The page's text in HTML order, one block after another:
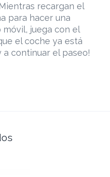
recargan el
para hacer una
juega con el
el coche ya está
a continuar el paseo!